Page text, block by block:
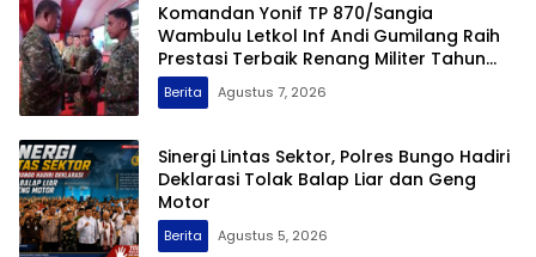
Komandan Yonif TP 870/Sangia
Wambulu Letkol Inf Andi Gumilang Raih
Prestasi Terbaik Renang Militer Tahun
2026
Berita Agustus 7, 2026
Sinergi Lintas Sektor, Polres Bungo Hadiri
Deklarasi Tolak Balap Liar dan Geng
Motor
Berita Agustus 5, 2026